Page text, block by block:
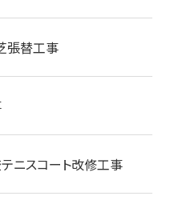
張替工事
ニスコート改修工事